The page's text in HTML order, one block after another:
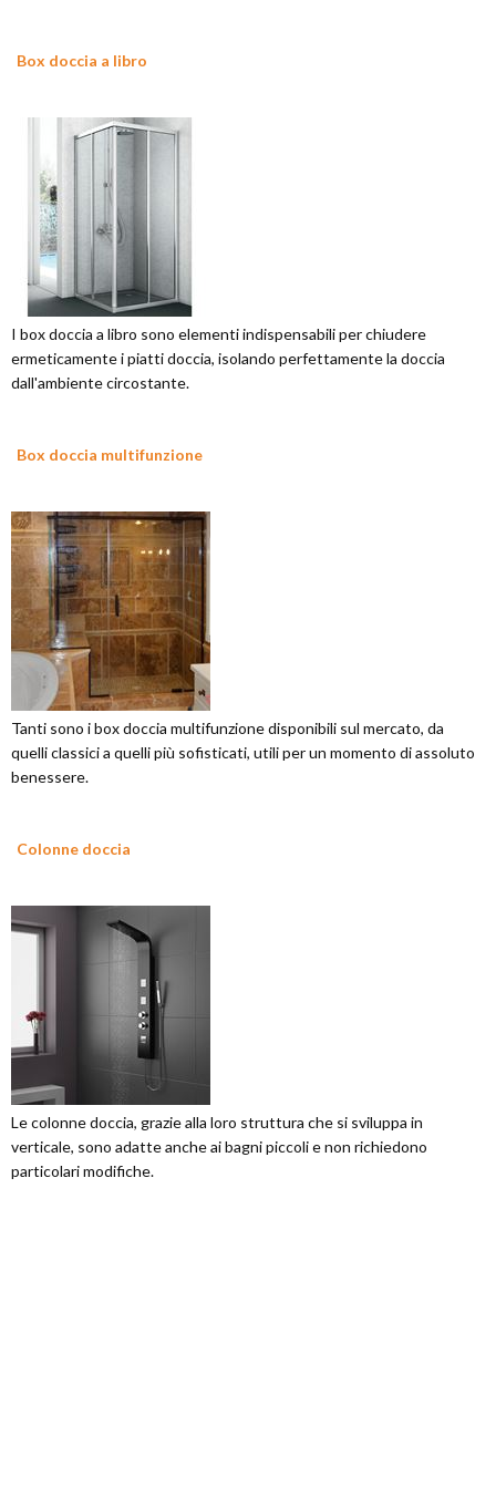
Box doccia a libro
I box doccia a libro sono elementi indispensabili per chiudere
ermeticamente i piatti doccia, isolando perfettamente la doccia
dall'ambiente circostante.
Box doccia multifunzione
Tanti sono i box doccia multifunzione disponibili sul mercato, da
quelli classici a quelli più sofisticati, utili per un momento di assoluto
benessere.
Colonne doccia
Le colonne doccia, grazie alla loro struttura che si sviluppa in
verticale, sono adatte anche ai bagni piccoli e non richiedono
particolari modifiche.